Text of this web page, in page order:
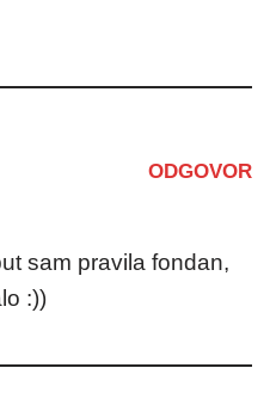
ODGOVOR
sam pravila fondan,
:))